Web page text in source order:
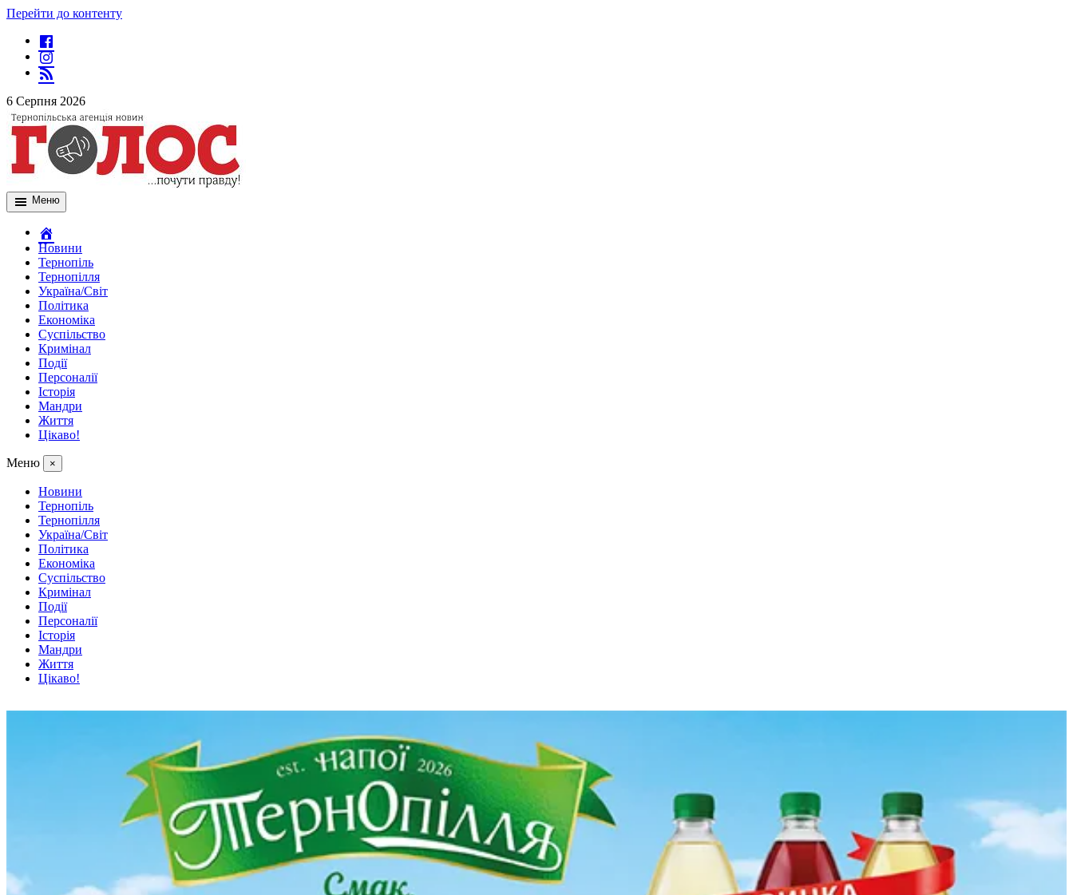
Перейти до контенту
6 Серпня 2026
Меню
Новини
Тернопіль
Тернопілля
Україна/Світ
Політика
Економіка
Суспільство
Кримінал
Події
Персоналії
Історія
Мандри
Життя
Цікаво!
Меню ×
Новини
Тернопіль
Тернопілля
Україна/Світ
Політика
Економіка
Суспільство
Кримінал
Події
Персоналії
Історія
Мандри
Життя
Цікаво!